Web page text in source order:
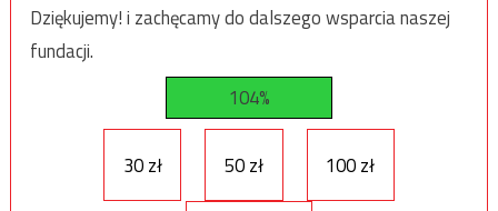
Dziękujemy! i zachęcamy do dalszego wsparcia naszej
fundacji.
104%
30 zł 50 zł 100 zł